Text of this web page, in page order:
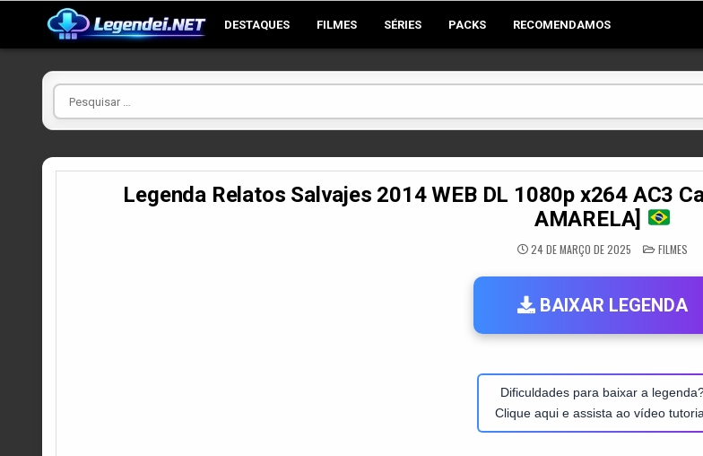
DESTAQUES FILMES SÉRIES PACKS RECOMENDAMOS
Pesquisar
por
Legenda Relatos Salvajes 2014 WEB DL 1080p x264 AC3
AMARELA]
24 DE MARÇO DE 2025 POSTED
IN
FILMES
BAIXAR LEGENDA
Dificuldades para baixar a
Clique aqui e assista ao vídeo